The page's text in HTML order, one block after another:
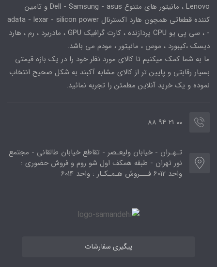
Lenovo ، مانیتور های متنوع Dell - Samsung - asus و تامین
کننده قطعاتی همچون هارد اکسترنال adata - lexar - silicon power
- ، سی پی یو CPU پردازنده ، کارت گرافیک GPU ، مادربرد ، رم ، هارد
دیسک ،کیبورد ، موس ، مانیتور ، مودم می باشد.
ما به شما کمک میکنیم تا کالای مورد نظر خود را در یک بازه قیمتی
بسیار رقابتی و پایین تر از کالای مشابه آکبند به شکل صحیح انتخاب
نموده و یک خرید آنلاین مطمئن را تجربه نمائید.
00 21 94 88
تـهـران - خیابان ولیعـصر - تقاطع خیابان طالقانی - مجتمع
نور تهران - طبقه همکف اول شو روم و فروش حضوری :
واحد 6012 فـــروش هـمـکـار : واحد 6014
پیگیری سفارشات